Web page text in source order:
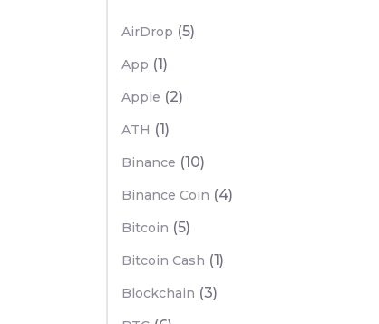
AirDrop (5)
App (1)
Apple (2)
ATH (1)
Binance (10)
Binance Coin (4)
Bitcoin (5)
Bitcoin Cash (1)
Blockchain (3)